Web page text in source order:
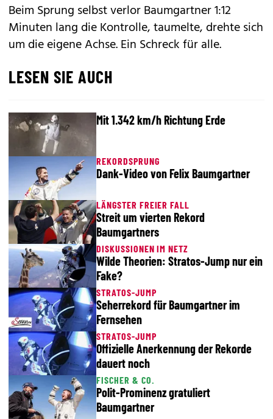
Beim Sprung selbst verlor Baumgartner 1:12
Minuten lang die Kontrolle, taumelte, drehte sich
um die eigene Achse. Ein Schreck für alle.
LESEN SIE AUCH
Mit 1.342 km/h Richtung Erde
REKORDSPRUNG
Dank-Video von Felix Baumgartner
LÄNGSTER FREIER FALL
Streit um vierten Rekord
Baumgartners
DISKUSSIONEN IM NETZ
Wilde Theorien: Stratos-Jump nur ein
Fake?
STRATOS-JUMP
Seherrekord für Baumgartner im
Fernsehen
STRATOS-JUMP
Offizielle Anerkennung der Rekorde
dauert noch
FISCHER & CO.
Polit-Prominenz gratuliert
Baumgartner